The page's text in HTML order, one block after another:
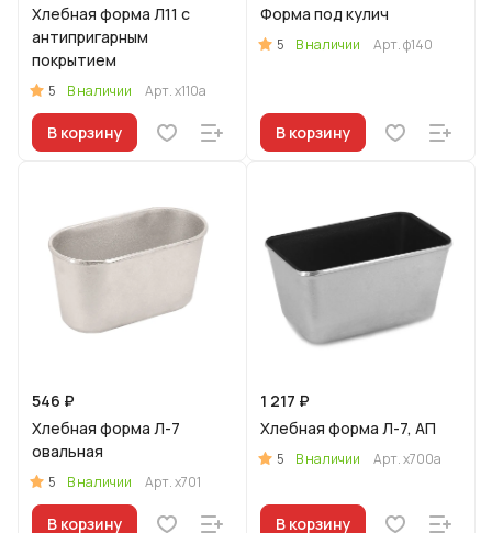
Хлебная форма Л11 с
антипригарным
покрытием
5 В наличии Арт.х110а
В корзину
Форма под кулич
5 В наличии Арт.ф140
В корзину
546 ₽
Хлебная форма Л-7
овальная
5 В наличии Арт.х701
В корзину
1 217 ₽
Хлебная форма Л-7, АП
5 В наличии Арт.х700а
В корзину